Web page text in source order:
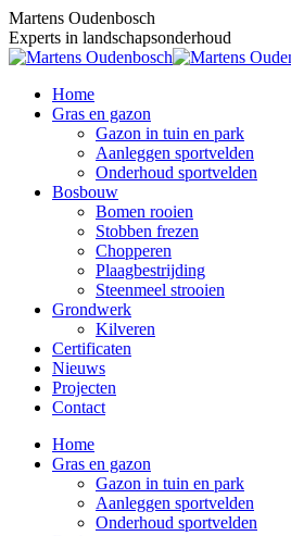
Skip
to
content
Martens Oudenbosch
Experts in landschapsonderhoud
Home
Gras en gazon
Gazon in tuin en park
Aanleggen sportvelden
Onderhoud sportvelden
Bosbouw
Bomen rooien
Stobben frezen
Chopperen
Plaagbestrijding
Steenmeel strooien
Grondwerk
Kilveren
Certificaten
Nieuws
Projecten
Contact
Home
Gras en gazon
Gazon in tuin en park
Aanleggen sportvelden
Onderhoud sportvelden